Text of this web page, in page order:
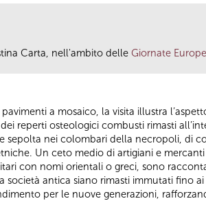
Carta, nell'ambito delle Giornate
a mosaico, la visita illustra
reperti osteologici combusti rimasti
sepolta nei colombari della necropoli, di
Un ceto medio di artigiani e
con nomi orientali o greci, sono
antica siano rimasti immutati fino
per le nuove generazioni,